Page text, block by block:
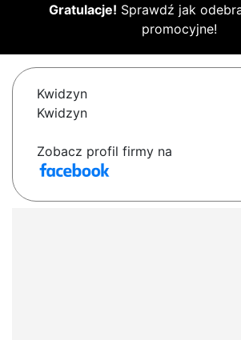
Gratulacje! Sprawdź jak
promocyjne!
Kwidzyn
Kwidzyn
Zobacz profil firmy na